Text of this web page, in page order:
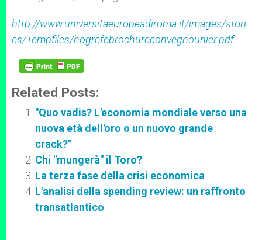
http://www.universitaeuropeadiroma.it/images/stori
es/Tempfiles/hogrefebrochureconvegnounier.pdf
Related Posts:
"Quo vadis? L'economia mondiale verso una
nuova età dell'oro o un nuovo grande
crack?"
Chi "mungerà" il Toro?
La terza fase della crisi economica
L'analisi della spending review: un raffronto
transatlantico